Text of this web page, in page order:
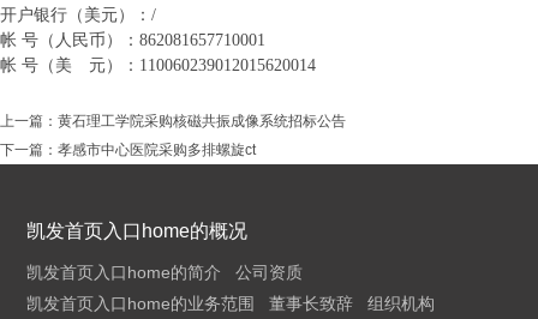
开户银行（美元）： /
帐 号（人民币）： 862081657710001
帐 号（美 元）： 110060239012015620014
上一篇： 黄石理工学院采购核磁共振成像系统招标公告
下一篇： 孝感市中心医院采购多排螺旋ct
凯发首页入口home的概况
凯发首页入口home的简介
公司资质
凯发首页入口home的业务范围
董事长致辞
组织机构